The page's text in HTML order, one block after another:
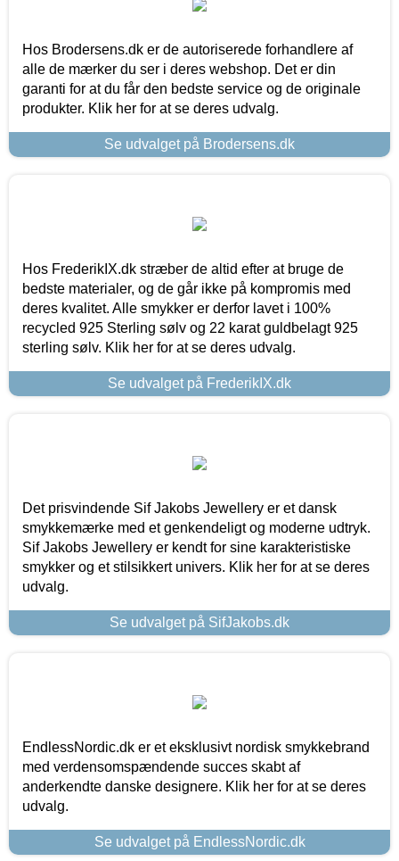
Hos Brodersens.dk er de autoriserede forhandlere af
alle de mærker du ser i deres webshop. Det er din
garanti for at du får den bedste service og de originale
produkter. Klik her for at se deres udvalg.
Se udvalget på Brodersens.dk
Hos FrederikIX.dk stræber de altid efter at bruge de
bedste materialer, og de går ikke på kompromis med
deres kvalitet. Alle smykker er derfor lavet i 100%
recycled 925 Sterling sølv og 22 karat guldbelagt 925
sterling sølv. Klik her for at se deres udvalg.
Se udvalget på FrederikIX.dk
Det prisvindende Sif Jakobs Jewellery er et dansk
smykkemærke med et genkendeligt og moderne udtryk.
Sif Jakobs Jewellery er kendt for sine karakteristiske
smykker og et stilsikkert univers. Klik her for at se deres
udvalg.
Se udvalget på SifJakobs.dk
EndlessNordic.dk er et eksklusivt nordisk smykkebrand
med verdensomspændende succes skabt af
anderkendte danske designere. Klik her for at se deres
udvalg.
Se udvalget på EndlessNordic.dk